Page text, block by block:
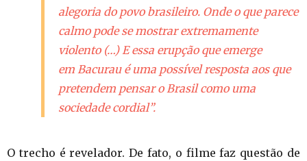
alegoria do povo brasileiro. Onde o que parece
calmo pode se mostrar extremamente
violento (…) E essa erupção que emerge
em Bacuraué uma possível resposta aos que
pretendem pensar o Brasil como uma
sociedade cordial”.
O trecho é revelador. De fato, o filme faz questão de